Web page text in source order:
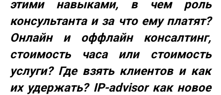
этими навыками, в чем роль
консультанта и за что ему платят?
Онлайн и оффлайн консалтинг,
стоимость часа или стоимость
услуги? Где взять клиентов и как
их удержать? IP-advisor как новое